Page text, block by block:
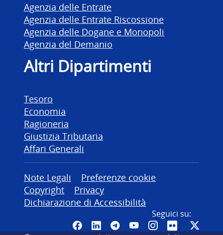
Agenzia delle Entrate
Agenzia delle Entrate Riscossione
Agenzia delle Dogane e Monopoli
Agenzia del Demanio
Altri Dipartimenti
Tesoro
Economia
Ragioneria
Giustizia Tributaria
Affari Generali
Altre informazioni
Note Legali
Preferenze cookie
Copyright
Privacy
Dichiarazione di Accessibilità
Seguici su:
Pagina Facebook del MEF -
Canale LinkedIn del MEF
Canale Telegram del
Canale YouTube del
CanaleCanale